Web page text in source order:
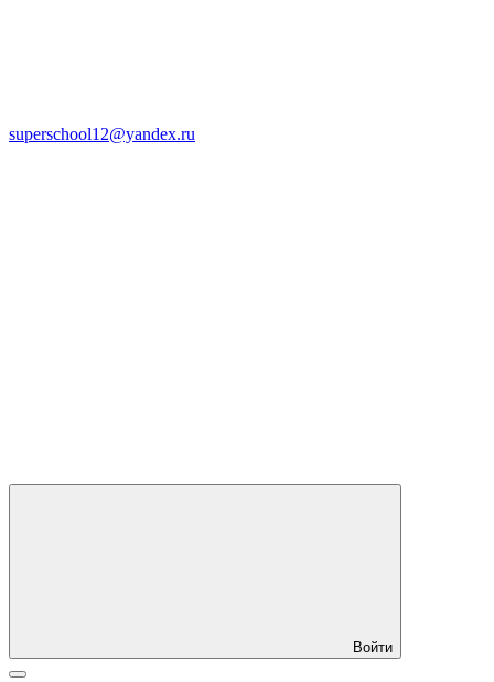
superschool12@yandex.ru
Войти